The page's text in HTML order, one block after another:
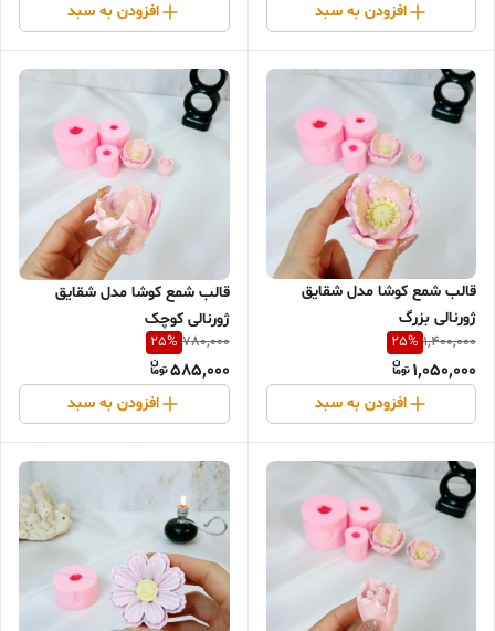
افزودن به سبد افزودن به سبد
قالب شمع کوشا مدل شقایق
ژورنالی بزرگ
1,400,000
25%
1,050,000
افزودن به سبد
قالب شمع کوشا مدل شقایق
ژورنالی کوچک
780,000
25%
585,000
افزودن به سبد